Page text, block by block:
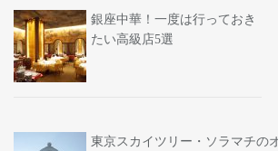
銀座中華！一度は行っておき
たい高級店5選
東京スカイツリー・ソラマチの